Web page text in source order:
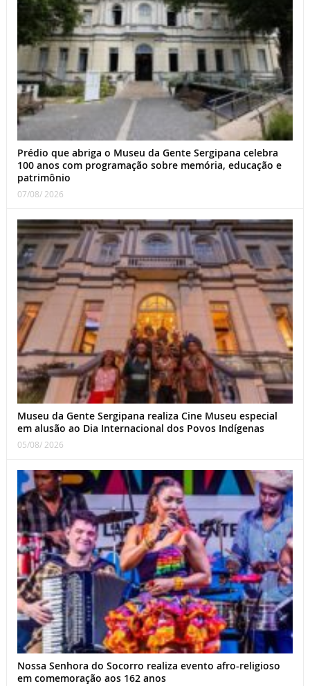
Prédio que abriga o Museu da Gente Sergipana celebra
100 anos com programação sobre memória, educação e
patrimônio
07/08/ 2026
Museu da Gente Sergipana realiza Cine Museu especial
em alusão ao Dia Internacional dos Povos Indígenas
05/08/ 2026
Nossa Senhora do Socorro realiza evento afro-religioso
em comemoração aos 162 anos